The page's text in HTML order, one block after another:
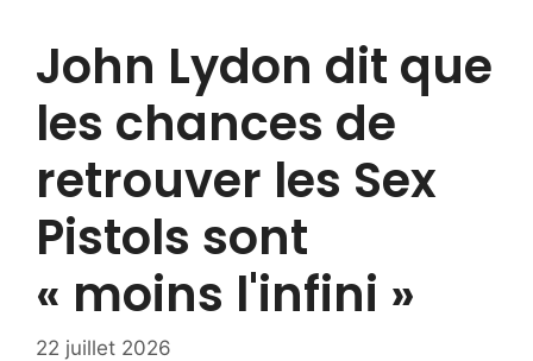
John Lydon dit que
les chances de
retrouver les Sex
Pistols sont
« moins l'infini »
22 juillet 2026